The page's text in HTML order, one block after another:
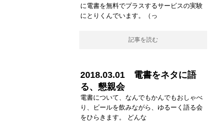
に電書を無料でプラスするサービスの実験
にとりくんでいます。（っ
記事を読む
2018.03.01 電書をネタに語
る、懇親会
電書について、なんでもかんでもおしゃべ
り、ビールを飲みながら、ゆるーく語る会
をひらきます。 どんな